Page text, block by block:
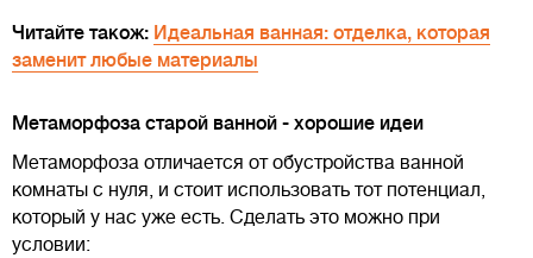
Читайте також: Идеальная ванная: отделка, которая
заменит любые материалы
Метаморфоза старой ванной - хорошие идеи
Метаморфоза отличается от обустройства ванной
комнаты с нуля, и стоит использовать тот потенциал,
который у нас уже есть. Сделать это можно при
условии: